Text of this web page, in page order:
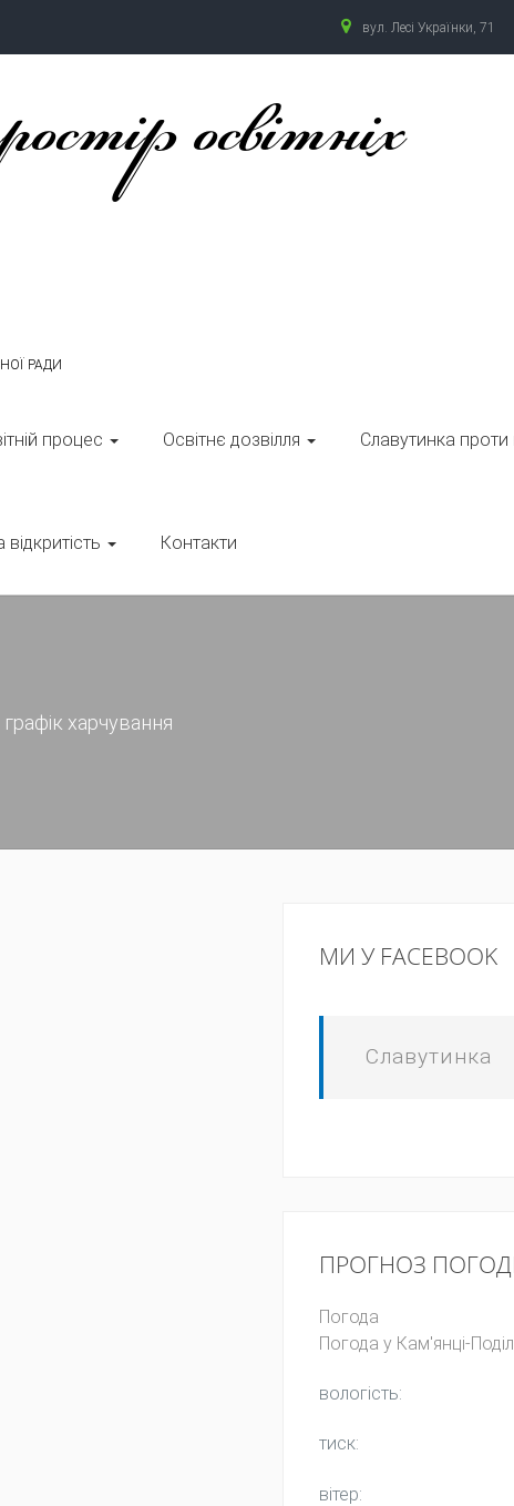
вул. Лесі Українки, 71
освітніх
РАДИ
процес Освітнє дозвілля Славутинка проти
Контакти
харчування
МИ У FACEBOOK
Славутинка
ПРОГНОЗ
Погода
Погода у Кам'янці-
вологість:
тиск:
вітер: